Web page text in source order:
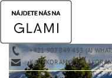
+421 907 849 453 (AJ